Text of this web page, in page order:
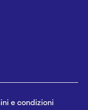
e condizioni